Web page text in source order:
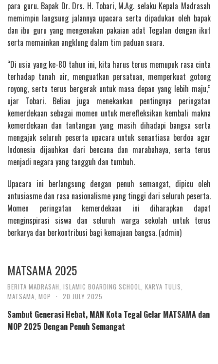
para guru. Bapak Dr. Drs. H. Tobari, M.Ag. selaku Kepala Madrasah
memimpin langsung jalannya upacara serta dipadukan oleh bapak
dan ibu guru yang mengenakan pakaian adat Tegalan dengan ikut
serta memainkan angklung dalam tim paduan suara.
“Di usia yang ke-80 tahun ini, kita harus terus memupuk rasa cinta
terhadap tanah air, menguatkan persatuan, memperkuat gotong
royong, serta terus bergerak untuk masa depan yang lebih maju,”
ujar Tobari. Beliau juga menekankan pentingnya peringatan
kemerdekaan sebagai momen untuk merefleksikan kembali makna
kemerdekaan dan tantangan yang masih dihadapi bangsa serta
mengajak seluruh peserta upacara untuk senantiasa berdoa agar
Indonesia dijauhkan dari bencana dan marabahaya, serta terus
menjadi negara yang tangguh dan tumbuh.
Upacara ini berlangsung dengan penuh semangat, dipicu oleh
antusiasme dan rasa nasionalisme yang tinggi dari seluruh peserta.
Momen peringatan kemerdekaan ini diharapkan dapat
menginspirasi siswa dan seluruh warga sekolah untuk terus
berkarya dan berkontribusi bagi kemajuan bangsa. (admin)
MATSAMA 2025
BERITA MADRASAH, ISLAMIC BOARDING SCHOOL, KARYA TULIS,
MATSAMA, MOP · 20 JULY 2025
Sambut Generasi Hebat, MAN Kota Tegal Gelar MATSAMA dan
MOP 2025 Dengan Penuh Semangat